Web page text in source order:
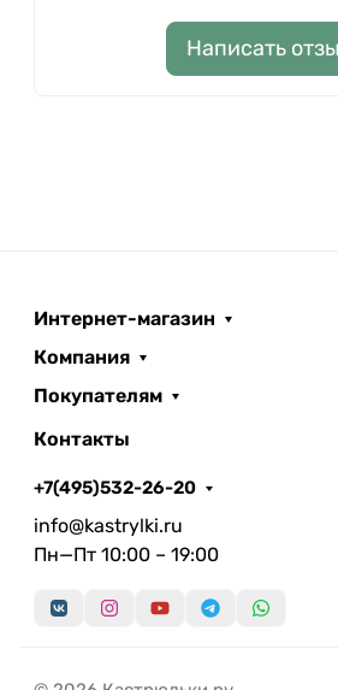
Написать
Интернет-магазин
Компания
Покупателям
Контакты
+7(495)532-26-20
info@kastrylki.ru
Пн—Пт 10:00 – 19:00